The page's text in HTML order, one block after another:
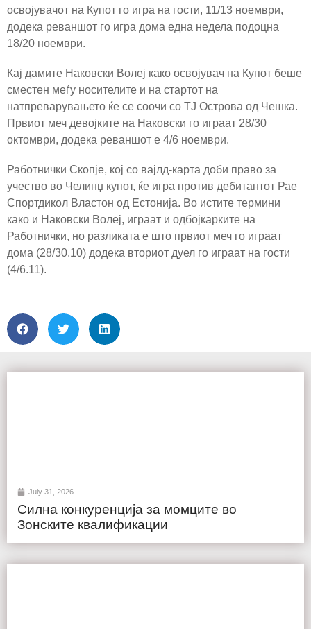
освојувачот на Купот го игра на гости, 11/13 ноември,
додека реваншот го игра дома една недела подоцна
18/20 ноември.
Кај дамите Наковски Волеј како освојувач на Купот беше
сместен меѓу носителите и на стартот на
натпреварувањето ќе се соочи со ТЈ Острова од Чешка.
Првиот меч девојките на Наковски го играат 28/30
октомври, додека реваншот е 4/6 ноември.
Работнички Скопје, кој со вајлд-карта доби право за
учество во Челинџ купот, ќе игра против дебитантот Рае
Спортдикол Властон од Естонија. Во истите термини
како и Наковски Волеј, играат и одбојкарките на
Работнички, но разликата е што првиот меч го играат
дома (28/30.10) додека вториот дуел го играат на гости
(4/6.11).
July 31, 2026
Силна конкуренција за момците во
Зонските квалификации